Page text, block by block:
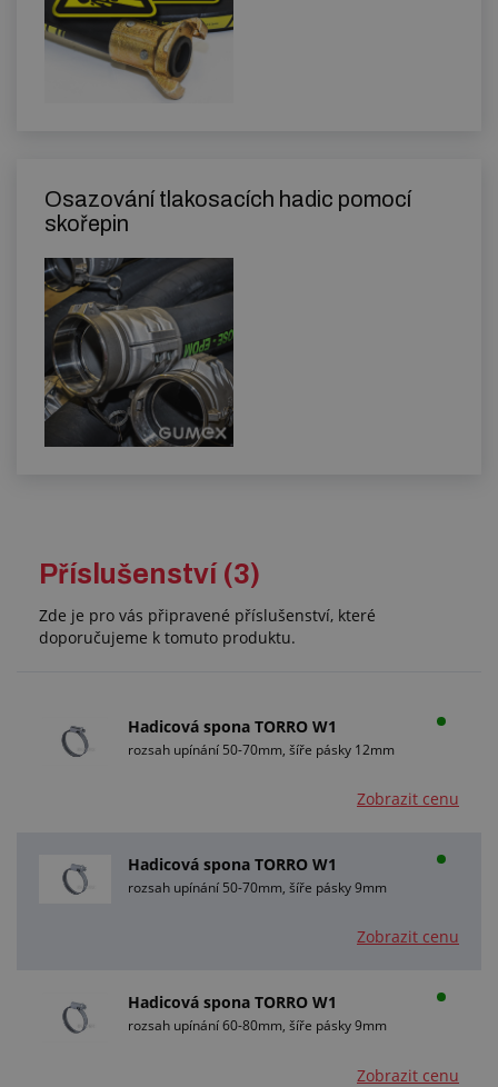
Osazování tlakosacích hadic pomocí
skořepin
Příslušenství (3)
Zde je pro vás připravené příslušenství, které
doporučujeme k tomuto produktu.
Hadicová spona TORRO W1
rozsah upínání 50-70mm, šíře pásky 12mm
Zobrazit cenu
Hadicová spona TORRO W1
rozsah upínání 50-70mm, šíře pásky 9mm
Zobrazit cenu
Hadicová spona TORRO W1
rozsah upínání 60-80mm, šíře pásky 9mm
Zobrazit cenu